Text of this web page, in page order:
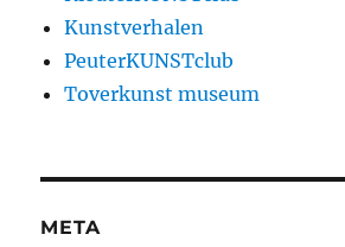
Kunstverhalen
PeuterKUNSTclub
Toverkunst museum
META